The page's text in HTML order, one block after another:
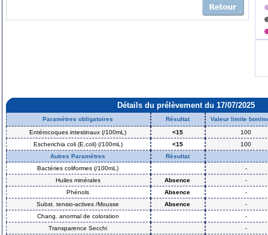
Détails du prélèvement du 17/07/2025
Paramètres obligatoires Résultat
Valeur limite bon/
Entérocoques intestinaux (/100mL)
<15
100
Escherichia coli (E.coli) (/100mL)
<15
100
Autres Paramètres
Résultat
Bactéries coliformes (/100mL)
-
Huiles minérales
Absence
-
Phénols
Absence
-
Subst. tensio-actives /Mousse
Absence
-
Chang. anormal de coloration
-
Transparence Secchi
-